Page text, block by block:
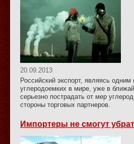
20.09.2013
Российский экспорт, являясь одним
углеродоемких в мире, уже в
серьезно пострадать от мер
стороны торговых партнеров.
Импортеры не смогут